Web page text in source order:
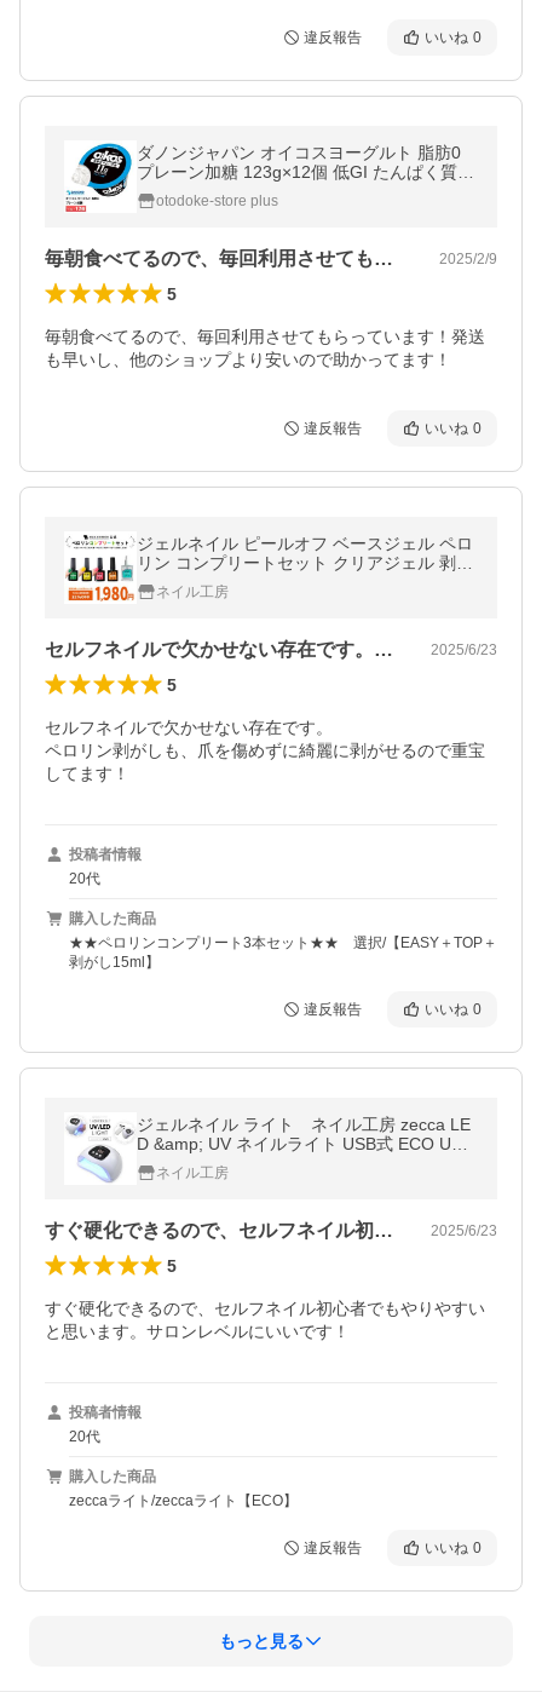
違反報告 いいね 0
ダノンジャパン オイコスヨーグルト 脂肪0
プレーン加糖 123g×12個 低GI たんぱく質11
g チルド便 要冷蔵品 oikos 運動 ダイエット
otodoke-store plus
毎朝食べてるので、毎回利用させてもらっ… 2025/2/9
5
毎朝食べてるので、毎回利用させてもらっています！発送
も早いし、他のショップより安いので助かってます！
違反報告 いいね 0
ジェルネイル ピールオフ ベースジェル ペロ
リン コンプリートセット クリアジェル 剥が
せるネイル工房
セルフネイルで欠かせない存在です。ペロ… 2025/6/23
5
セルフネイルで欠かせない存在です。
ペロリン剥がしも、爪を傷めずに綺麗に剥がせるので重宝
してます！
投稿者情報
20代
購入した商品
★★ペロリンコンプリート3本セット★★ 選択/【EASY＋TOP＋
剥がし15ml】
違反報告 いいね 0
ジェルネイル ライト ネイル工房 zecca LE
D &amp; UV ネイルライト USB式 ECO UV
＋LED 2
ネイル工房
すぐ硬化できるので、セルフネイル初心者… 2025/6/23
5
すぐ硬化できるので、セルフネイル初心者でもやりやすい
投稿者情報
20代
購入した商品
zeccaライト/zeccaライト【ECO】
違反報告 いいね 0
もっと見る